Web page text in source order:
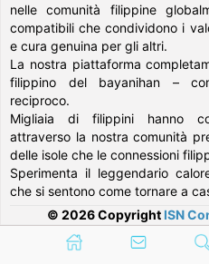
nelle comunità filippine
compatibili che condividono i
e cura genuina per gli altri.
La nostra piattaforma
filippino del bayanihan –
reciproco.
Migliaia di filippini hanno
attraverso la nostra comunità
delle isole che le connessioni
Sperimenta il leggendario
che si sentono come tornare a
© 2026 Copyright ISN